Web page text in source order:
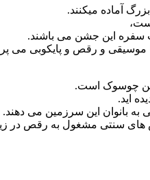
آماده میکنند.
سفره این جشن می باشند.
موسیقی و رقص و پایکوبی می
چوسوک است.
اید.
به بانوان این سرزمین می دهند.
های سنتی مشغول به رقص در